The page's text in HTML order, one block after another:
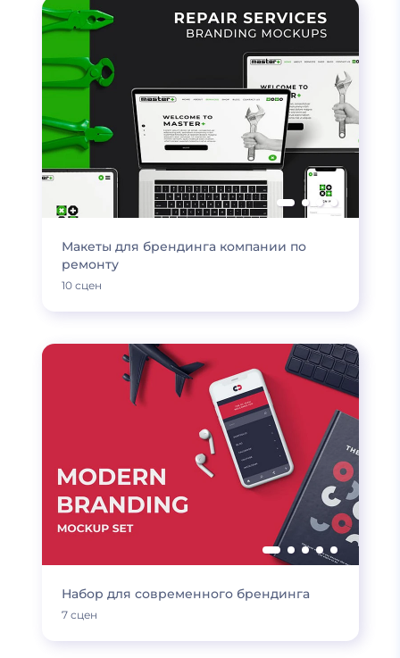
Макеты для брендинга компании по
ремонту
10 сцен
Набор для современного брендинга
7 сцен